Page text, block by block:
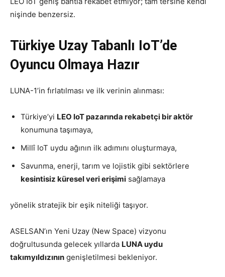
nişinde benzersiz.
Türkiye Uzay Tabanlı IoT’de
Oyuncu Olmaya Hazır
LUNA-1’in fırlatılması ve ilk verinin alınması:
Türkiye’yi LEO IoT pazarında rekabetçi bir aktör
konumuna taşımaya,
Millî IoT uydu ağının ilk adımını oluşturmaya,
Savunma, enerji, tarım ve lojistik gibi sektörlere
kesintisiz küresel veri erişimi sağlamaya
yönelik stratejik bir eşik niteliği taşıyor.
ASELSAN’ın Yeni Uzay (New Space) vizyonu
doğrultusunda gelecek yıllarda LUNA uydu
takımyıldızının genişletilmesi bekleniyor.